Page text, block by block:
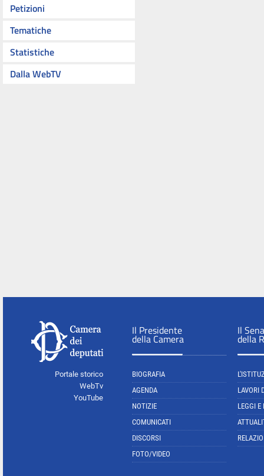
Petizioni
Tematiche
Statistiche
Dalla WebTV
Portale storico
WebTv
YouTube
Il Presidente
della Camera
BIOGRAFIA
AGENDA
NOTIZIE
COMUNICATI
DISCORSI
FOTO/VIDEO
Il
della
LAVORI
LEGGI E